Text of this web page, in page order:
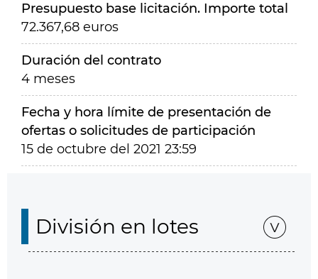
Presupuesto base licitación. Importe total
72.367,68 euros
Duración del contrato
4 meses
Fecha y hora límite de presentación de
ofertas o solicitudes de participación
15 de octubre del 2021 23:59
División en lotes